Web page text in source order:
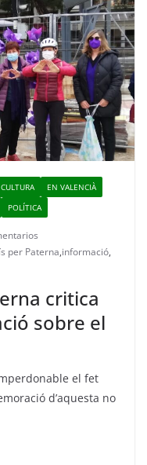
CULTURA
EN VALENCIÀ
POLÍTICA
per Paterna,informació,
critica
sobre el
el fet
d’aquesta no